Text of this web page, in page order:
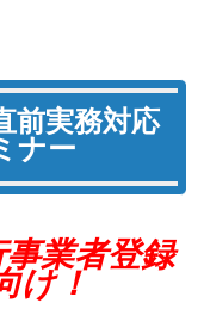
前実務対応
ナー
業者登録
け！